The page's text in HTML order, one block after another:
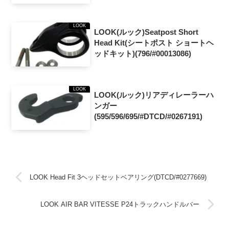
LOOK
LOOK(ルック)Seatpost Short
Head Kit(シートポスト ショートヘ
ッドキット)(796/#00013086)
LOOK
LOOK(ルック)リアディレーラーハ
ンガー
(595/596/695/#DTCD/#0267191)
LOOK Head Fit 3ヘッドセットベアリング(DTCD/#0277669)
LOOK AIR BAR VITESSE P24トラックハンドルバー